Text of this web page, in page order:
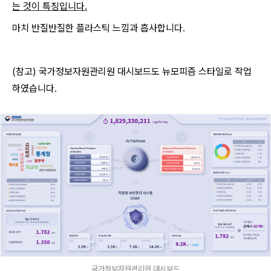
는 것이 특징입니다.
마치 반질반질한 플라스틱 느낌과 흡사합니다.
(참고) 국가정보자원관리원 대시보드도 뉴모피즘 스타일로 작업
하였습니다.
국가정보자원관리원 대시보드